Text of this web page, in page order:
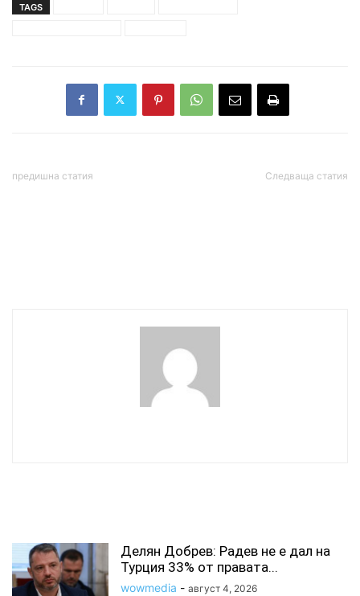
TAGS
предишна статия Следваща статия
Делян Добрев: Радев не е дал на
Турция 33% от правата...
wowmedia - август 4, 2026